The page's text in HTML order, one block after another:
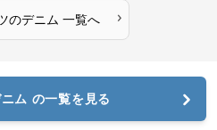
のデニム 一覧へ ›
ム の一覧を見る